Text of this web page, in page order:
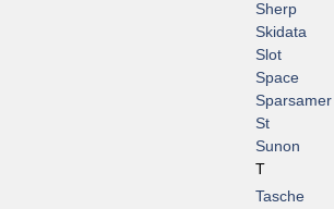
Sherp
Skidata
Slot
Space
Sparsamer
St
Sunon
T
Tasche